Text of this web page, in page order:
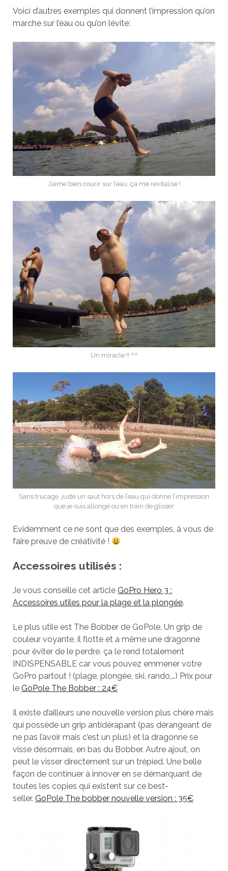
Voici d’autres exemples qui donnent l’impression qu’on
marche sur l’eau ou qu’on lévite:
J’aime bien courir sur l’eau, ça me revitalise !
Un miracle !! ^^
Sans trucage, juste un saut hors de l’eau qui donne l’impression
que je suis allongé ou en train de glisser
Evidemment ce ne sont que des exemples, à vous de
faire preuve de créativité !
Accessoires utilisés :
Je vous conseille cet article GoPro Hero 3 :
Accessoires utiles pour la plage et la plongée.
Le plus utile est The Bobber de GoPole. Un grip de
couleur voyante, il flotte et a même une dragonne
pour éviter de le perdre. ça le rend totalement
INDISPENSABLE car vous pouvez emmener votre
GoPro partout ! (plage, plongée, ski, rando,…) Prix pour
le GoPole The Bobber : 24€
Il existe d’ailleurs une nouvelle version plus chère mais
qui possède un grip antidérapant (pas dérangeant de
ne pas l’avoir mais c’est un plus) et la dragonne se
visse désormais, en bas du Bobber. Autre ajout, on
peut le visser directement sur un trépied. Une belle
façon de continuer à innover en se démarquant de
toutes les copies qui existent sur ce best-
seller. GoPole The bobber nouvelle version : 35€